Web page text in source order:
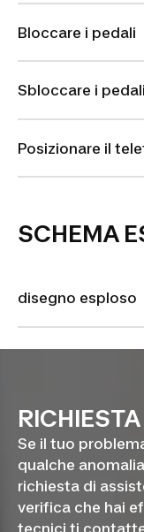
Bloccare i pedali
Sbloccare i pedali
Posizionare il
SCHEMA
disegno esploso
Se il tuo
qualche
richiesta di
verifica che hai
tecnici ti